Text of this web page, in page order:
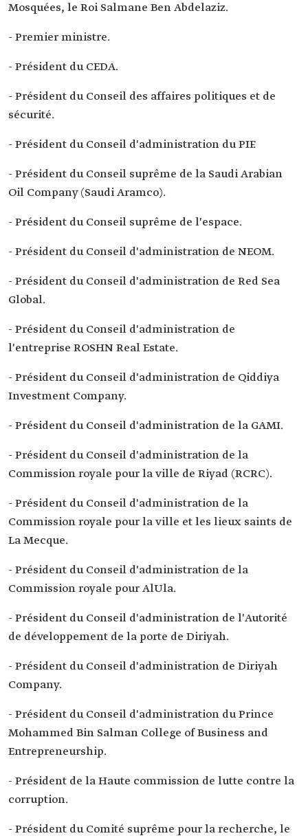
Mosquées, le Roi Salmane Ben Abdelaziz.
- Premier ministre.
- Président du CEDA.
- Président du Conseil des affaires politiques et de
sécurité.
- Président du Conseil d'administration du PIF.
- Président du Conseil suprême de la Saudi Arabian
Oil Company (Saudi Aramco).
- Président du Conseil suprême de l'espace.
- Président du Conseil d'administration de NEOM.
- Président du Conseil d'administration de Red Sea
Global.
- Président du Conseil d'administration de
l'entreprise ROSHN Real Estate.
- Président du Conseil d'administration de Qiddiya
Investment Company.
- Président du Conseil d'administration de la GAMI.
- Président du Conseil d'administration de la
Commission royale pour la ville de Riyad (RCRC).
- Président du Conseil d'administration de la
Commission royale pour la ville et les lieux saints de
La Mecque.
- Président du Conseil d'administration de la
Commission royale pour AlUla.
- Président du Conseil d'administration de l'Autorité
de développement de la porte de Diriyah.
- Président du Conseil d'administration de Diriyah
Company.
- Président du Conseil d'administration du Prince
Mohammed Bin Salman College of Business and
Entrepreneurship.
- Président de la Haute commission de lutte contre la
corruption.
- Président du Comité suprême pour la recherche, le